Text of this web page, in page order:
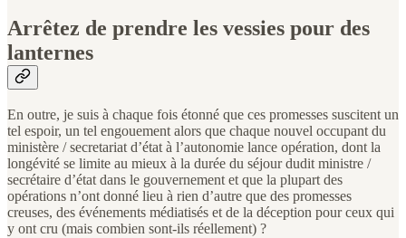
Arrêtez de prendre les vessies pour des
lanternes
En outre, je suis à chaque fois étonné que ces promesses suscitent un
tel espoir, un tel engouement alors que chaque nouvel occupant du
ministère / secretariat d’état à l’autonomie lance opération, dont la
longévité se limite au mieux à la durée du séjour dudit ministre /
secrétaire d’état dans le gouvernement et que la plupart des
opérations n’ont donné lieu à rien d’autre que des promesses
creuses, des événements médiatisés et de la déception pour ceux qui
y ont cru (mais combien sont-ils réellement) ?